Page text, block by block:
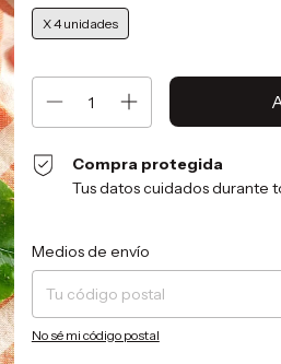
X 4 unidades
Compra protegida
Tus datos cuidados durante
Entregas para el CP:
Medios de envío
No sé mi código postal